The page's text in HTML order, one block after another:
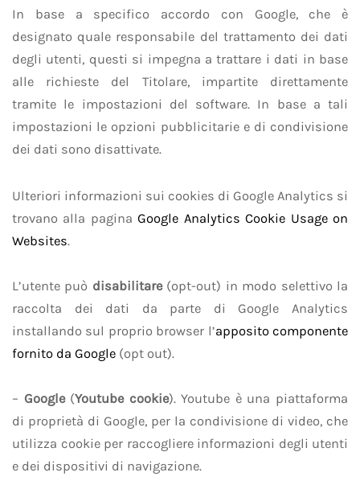
In base a specifico accordo con Google, che è
designato quale responsabile del trattamento dei dati
degli utenti, questi si impegna a trattare i dati in base
alle richieste del Titolare, impartite direttamente
tramite le impostazioni del software. In base a tali
impostazioni le opzioni pubblicitarie e di condivisione
dei dati sono disattivate.
Ulteriori informazioni sui cookies di Google Analytics si
trovano alla paginaGoogle Analytics Cookie Usage on
Websites.
L’utente può disabilitare(opt-out) in modo selettivo la
raccolta dei dati da parte di Google Analytics
installando sul proprio browser l’apposito componente
fornito da Google (opt out).
– Google(Youtube cookie). Youtube è una piattaforma
di proprietà di Google, per la condivisione di video, che
utilizza cookie per raccogliere informazioni degli utenti
e dei dispositivi di navigazione.